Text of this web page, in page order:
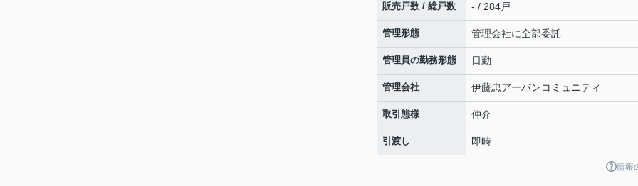
販売戸数 / 総戸数 - / 284戸
管理形態 管理会社に全部委託
管理員の勤務形態 日勤
管理会社 伊藤忠アーバンコミュニティ
取引態様 仲介
引渡し 即時
情報